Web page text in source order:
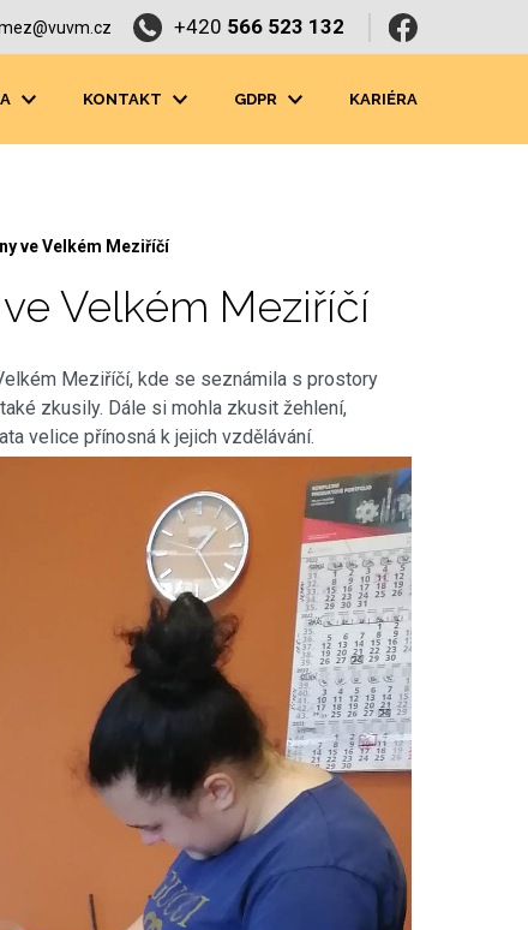
+420 566 523 132
KONTAKT GDPR KARIÉRA
ve Velkém Meziříčí
Velkém Meziříčí
Meziříčí, kde se seznámila s prostory
zkusily. Dále si mohla zkusit žehlení,
velice přínosná k jejich vzdělávání.